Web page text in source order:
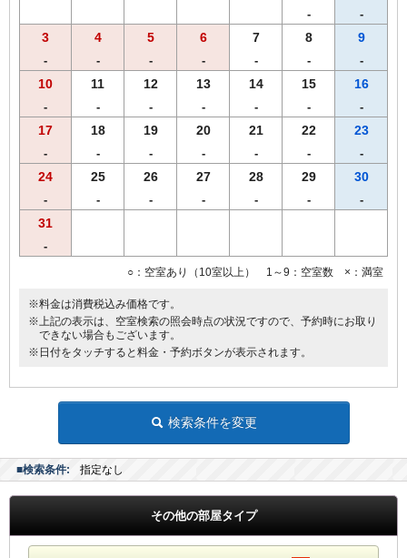
【朝食のご案内】
・23階 チャイナテーブル
ブュッフェスタイル 6：30～10：00（ラストオーダー9：30）
■客室のご案内■
☆Wi-Fi 及び有線LAN環境完備
☆有料VOD（ビデオ・オン・デマンド）対応
☆館内にコンビニあり
☆シングル11㎡のお部屋のベットサイズは120㎝です。
☆ツインのお部屋のベットサイズは120㎝です。
☆ダブルのお部屋のベットサイズは160㎝です。
■宿泊税のご案内■
大阪府条例により、ご宿泊料金に応じた宿泊税を別途頂戴いたしま
す。あらかじめご了承くださいませ。
- -
3
-
4
-
5
-
6
-
7
-
8
-
9
-
10
-
11
-
12
-
13
-
14
-
15
-
16
-
17
-
18
-
19
-
20
-
21
-
22
-
23
-
24
-
25
-
26
-
27
-
28
-
29
-
30
-
31
-
○：空室あり（10室以上） 1～9：空室数 ×：満室
※料金は消費税込み価格です。
※上記の表示は、空室検索の照会時点の状況ですので、予約時にお取り
できない場合もございます。
※日付をタッチすると料金・予約ボタンが表示されます。
検索条件を変更
■検索条件: 指定なし
その他の部屋タイプ